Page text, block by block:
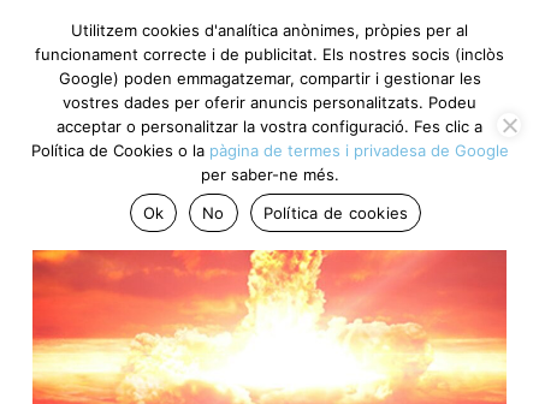
Utilitzem cookies d'analítica anònimes, pròpies per al
funcionament correcte i de publicitat. Els nostres socis (inclòs
Google) poden emmagatzemar, compartir i gestionar les
vostres dades per oferir anuncis personalitzats. Podeu
acceptar o personalitzar la vostra configuració. Fes clic a
Política de Cookies o la pàgina de termes i privadesa de Google
per saber-ne més.
Ok
No Política de cookies